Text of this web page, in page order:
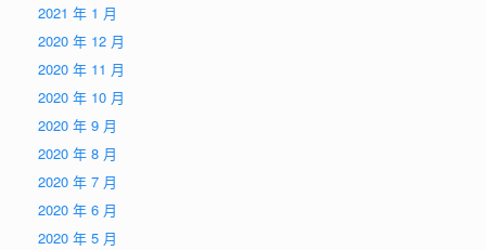
2021 年 1 月
2020 年 12 月
2020 年 11 月
2020 年 10 月
2020 年 9 月
2020 年 8 月
2020 年 7 月
2020 年 6 月
2020 年 5 月